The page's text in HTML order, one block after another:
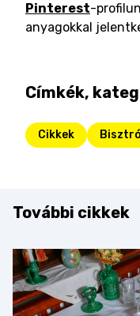
Pinterest-
anyagokkal
Címkék,
Cikkek
További cikkek